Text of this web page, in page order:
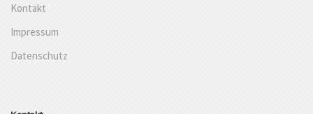
Kontakt
Impressum
Datenschutz